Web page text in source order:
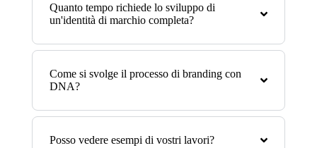
Quanto tempo richiede lo sviluppo di
un'identità di marchio completa?
Come si svolge il processo di branding con
DNA?
Posso vedere esempi di vostri lavori?